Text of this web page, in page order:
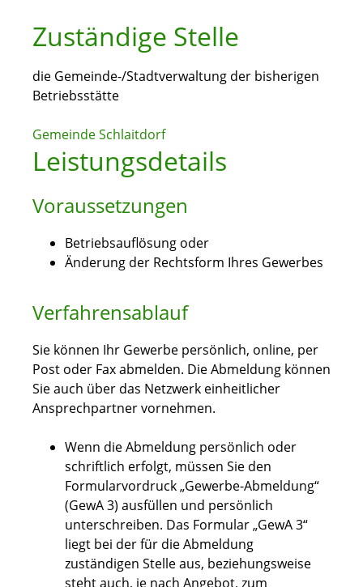
Zuständige Stelle
die Gemeinde-/Stadtverwaltung der bisherigen
Betriebsstätte
Gemeinde Schlaitdorf
Leistungsdetails
Voraussetzungen
Betriebsauflösung oder
Änderung der Rechtsform Ihres Gewerbes
Verfahrensablauf
Sie können Ihr Gewerbe persönlich, online, per
Post oder Fax abmelden. Die Abmeldung können
Sie auch über das Netzwerk einheitlicher
Ansprechpartner vornehmen.
Wenn die Abmeldung persönlich oder
schriftlich erfolgt, müssen Sie den
Formularvordruck „Gewerbe-Abmeldung“
(GewA 3) ausfüllen und persönlich
unterschreiben. Das Formular „GewA 3“
liegt bei der für die Abmeldung
zuständigen Stelle aus, beziehungsweise
steht auch, je nach Angebot, zum